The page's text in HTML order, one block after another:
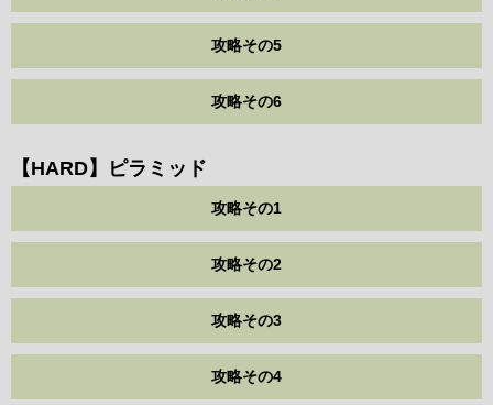
攻略その5
攻略その6
【HARD】ピラミッド
攻略その1
攻略その2
攻略その3
攻略その4